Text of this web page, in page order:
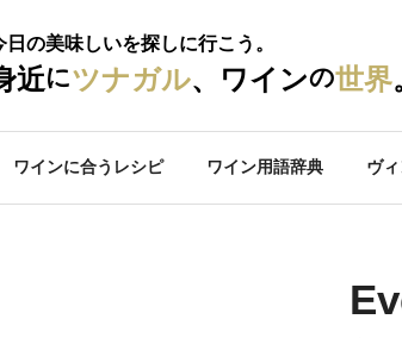
日の美味しいを探しに行こう。
近にツナガル、ワインの世界
ワインに合うレシピ ワイン用語辞典 ヴ